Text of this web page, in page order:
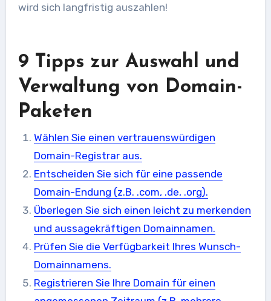
wird sich langfristig auszahlen!
9 Tipps zur Auswahl und
Verwaltung von Domain-
Paketen
Wählen Sie einen vertrauenswürdigen
Domain-Registrar aus.
Entscheiden Sie sich für eine passende
Domain-Endung (z.B. .com, .de, .org).
Überlegen Sie sich einen leicht zu merkenden
und aussagekräftigen Domainnamen.
Prüfen Sie die Verfügbarkeit Ihres Wunsch-
Domainnamens.
Registrieren Sie Ihre Domain für einen